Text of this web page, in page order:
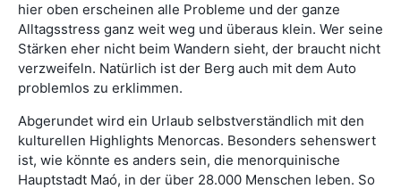
hier oben erscheinen alle Probleme und der ganze
Alltagsstress ganz weit weg und überaus klein. Wer seine
Stärken eher nicht beim Wandern sieht, der braucht nicht
verzweifeln. Natürlich ist der Berg auch mit dem Auto
problemlos zu erklimmen.
Abgerundet wird ein Urlaub selbstverständlich mit den
kulturellen Highlights Menorcas. Besonders sehenswert
ist, wie könnte es anders sein, die menorquinische
Hauptstadt Maó, in der über 28.000 Menschen leben. So